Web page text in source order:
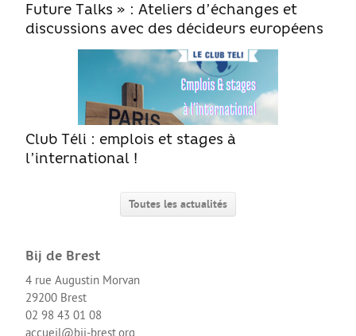
La Culture
Mon corps, mon identité
Amour et sexualité
Excès et addictions
Mal-être
Victime de violences
Qui sommes nous
About us
Future Talks » : Ateliers d’échanges et
discussions avec des décideurs européens
Club Téli : emplois et stages à
l’international !
Toutes les actualités
Bij de Brest
4 rue Augustin Morvan
29200 Brest
02 98 43 01 08